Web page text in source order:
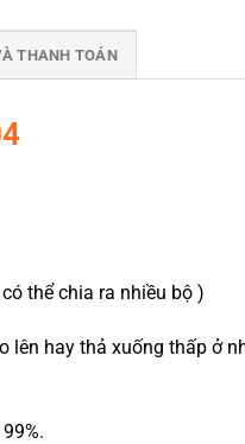
THANH TOÁN
thể chia ra nhiều bộ )
lên hay thả xuống thấp ở